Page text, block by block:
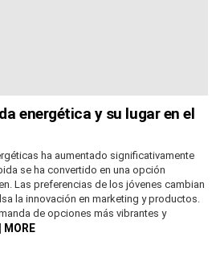
energética y su lugar en el
ha aumentado significativamente
se ha convertido en una opción
Las preferencias de los jóvenes cambian
la innovación en marketing y productos.
de opciones más vibrantes y
MORE